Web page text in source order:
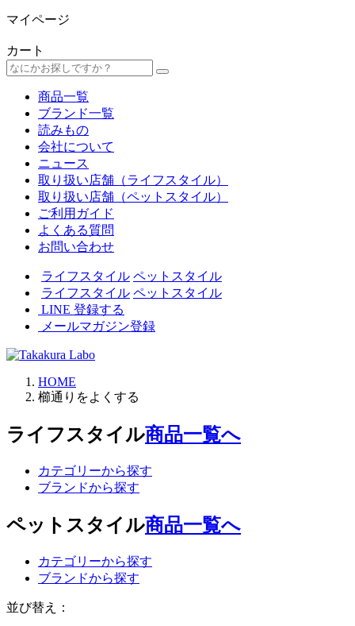
マイページ
カート
商品一覧
ブランド一覧
読みもの
会社について
ニュース
取り扱い店舗（ライフスタイル）
取り扱い店舗（ペットスタイル）
ご利用ガイド
よくある質問
お問い合わせ
ライフスタイル ペットスタイル
ライフスタイル ペットスタイル
LINE 登録する
メールマガジン登録
HOME
櫛通りをよくする
ライフスタイル商品一覧へ
カテゴリーから探す
ブランドから探す
ペットスタイル商品一覧へ
カテゴリーから探す
ブランドから探す
並び替え：